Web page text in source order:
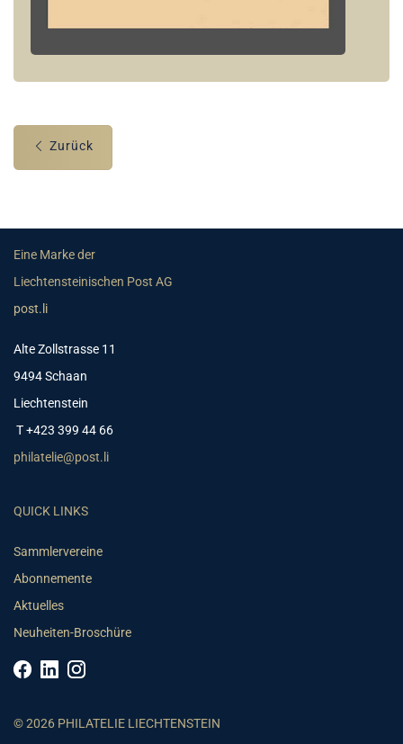
Zurück
Eine Marke der
Liechtensteinischen Post AG
post.li
Alte Zollstrasse 11
9494 Schaan
Liechtenstein
T +423 399 44 66
philatelie@post.li
QUICK LINKS
Sammlervereine
Abonnemente
Aktuelles
Neuheiten-Broschüre
© 2026 PHILATELIE LIECHTENSTEIN